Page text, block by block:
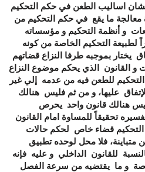
بشان اساليب الطعن في حكم التحكيم
ما يقع في حكم التحكيم من
و أنظمة التحكيم و مؤسساته
لطبيعة التحكيم الخاصة من كونه
يختار بموجبه طرفا النزاع قضاتهم
و القانون الذي يحكم موضوع النزاع
التحكيم للطعن فيه من عدمه إلي غير
عليها، و من ثم فليس هنالك
هنالك قانون واحد يحرص
تحقيقاً للمساوة امام القانون
التحكيم قضاء خاص لحكم حالات
متباينة، فلا محل لوحده تطبيق
للقانون الداخلي و عليه فإنه
و ما يقتضيه من سرعة الفصل